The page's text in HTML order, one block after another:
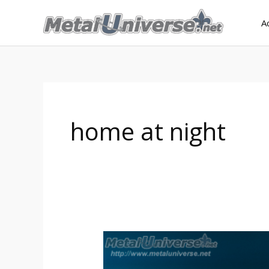
home at night
Devin
Townsend